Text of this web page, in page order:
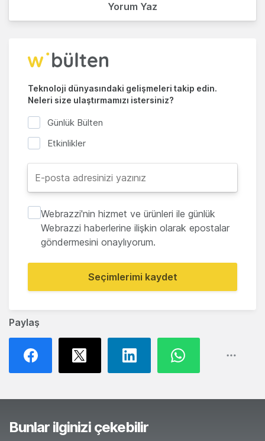
Paylaş
Yorum Yaz
Teknoloji dünyasındaki gelişmeleri takip edin.
Neleri size ulaştırmamızı istersiniz?
Günlük Bülten
Etkinlikler
Webrazzi'nin hizmet ve ürünleri ile günlük
Webrazzi haberlerine ilişkin olarak epostalar
göndermesini onaylıyorum.
Seçimlerimi kaydet
Bunlar ilginizi çekebilir